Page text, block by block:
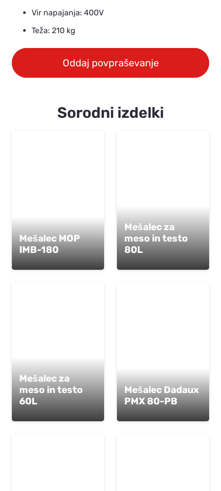
Vir napajanja: 400V
Teža: 210 kg
Oddaj povpraševanje
Sorodni izdelki
Mešalec MOP
IMB-180
Mešalec za
meso in testo
80L
Mešalec za
meso in testo
60L
Mešalec Dadaux
PMX 80-PB